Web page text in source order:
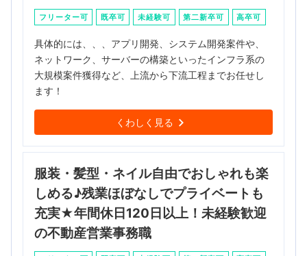
フリーター可 既卒可 未経験可 第二新卒可 高卒可
具体的には、、、アプリ開発、システム開発案件や、
ネットワーク、サーバーの構築といったインフラ系の
大規模案件獲得など、上流から下流工程までお任せし
ます！
くわしく見る
服装・髪型・ネイル自由でおしゃれも楽
しめる♪残業ほぼなしでプライベートも
充実★年間休日120日以上！未経験歓迎
の不動産営業事務職